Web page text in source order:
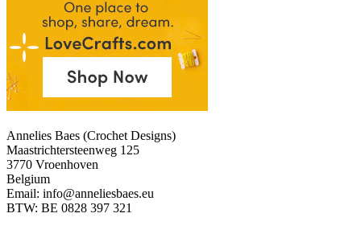
Annelies Baes (Crochet Designs)
Maastrichtersteenweg 125
3770 Vroenhoven
Belgium
Email: info@anneliesbaes.eu
BTW: BE 0828 397 321